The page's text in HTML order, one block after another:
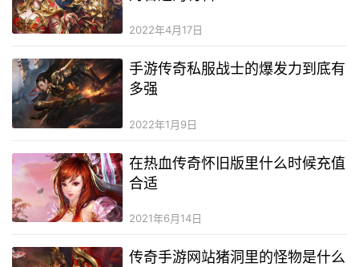
2022年4月17日
手游传奇私服战士的爆发力到底有
多强
2022年1月9日
在热血传奇怀旧版里什么时候充值
合适
2021年6月14日
传奇手游网站猪洞里的怪物是什么